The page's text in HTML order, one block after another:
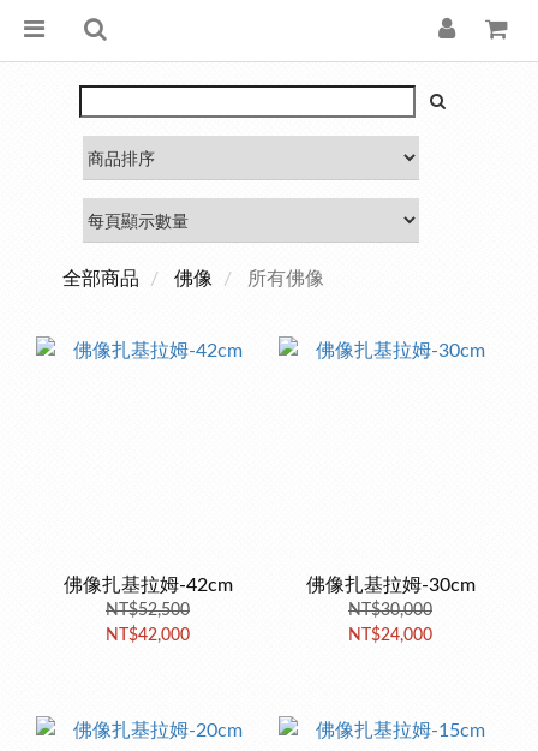
全部商品 佛像 所有佛像
佛像扎基拉姆-42cm
NT$52,500
NT$42,000
佛像扎基拉姆-30cm
NT$30,000
NT$24,000